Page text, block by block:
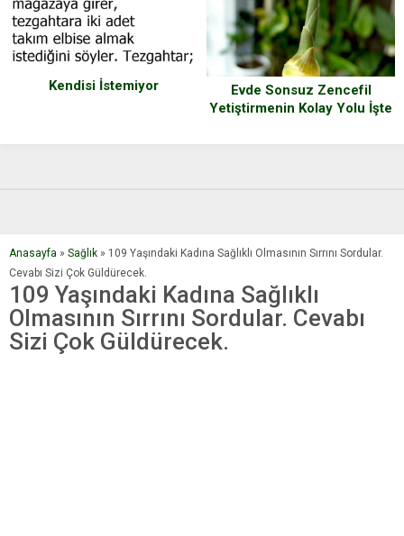
Kendisi İstemiyor
Evde Sonsuz Zencefil
Yetiştirmenin Kolay Yolu İşte
Anasayfa » Sağlık » 109 Yaşındaki Kadına Sağlıklı Olmasının Sırrını Sordular.
Cevabı Sizi Çok Güldürecek.
109 Yaşındaki Kadına Sağlıklı
Olmasının Sırrını Sordular. Cevabı
Sizi Çok Güldürecek.